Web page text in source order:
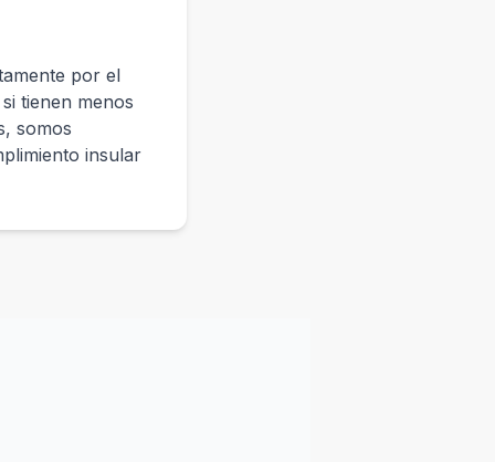
por el
tienen menos
somos
insular